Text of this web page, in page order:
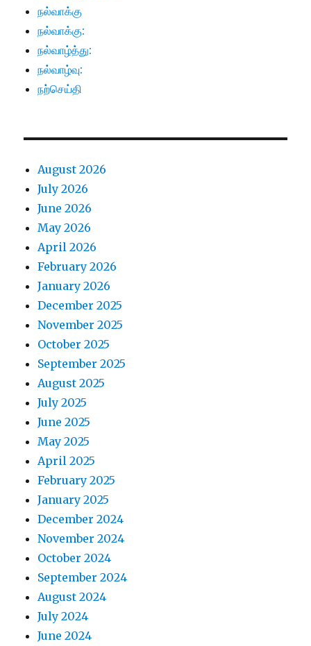
நல்வாக்கு
நல்வாக்கு:
நல்வாழ்த்து:
நல்வாழ்வு:
நற்செய்தி
August 2026
July 2026
June 2026
May 2026
April 2026
February 2026
January 2026
December 2025
November 2025
October 2025
September 2025
August 2025
July 2025
June 2025
May 2025
April 2025
February 2025
January 2025
December 2024
November 2024
October 2024
September 2024
August 2024
July 2024
June 2024